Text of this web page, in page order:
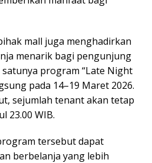
mall juga menghadirkan
menarik bagi pengunjung
satunya program “Late Night
pada 14–19 Maret 2026.
sejumlah tenant akan tetap
23.00 WIB.
tersebut dapat
berbelanja yang lebih